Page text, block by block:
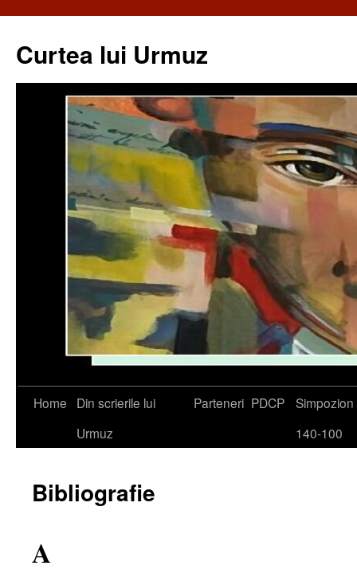
Curtea lui Urmuz
Skip
Home
Din scrierile lui
Urmuz
Parteneri PDCP
140-100
Bibliografie
A